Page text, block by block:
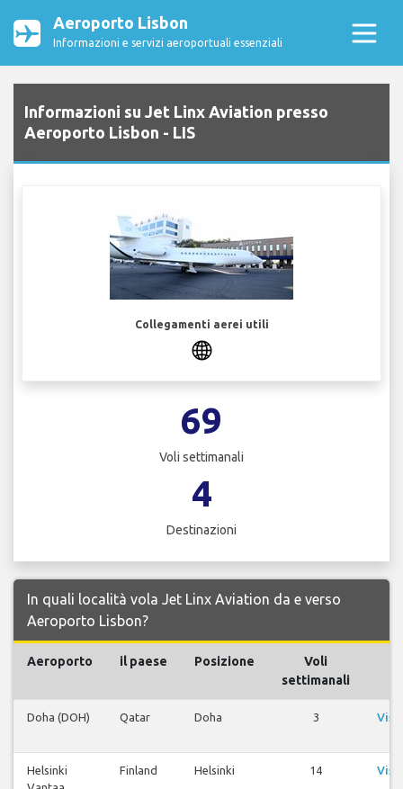
Aeroporto Lisbon
Informazioni e servizi aeroportuali essenziali
Informazioni su Jet Linx Aviation presso
Aeroporto Lisbon - LIS
Collegamenti aerei utili
69
Voli settimanali
4
Destinazioni
In quali località vola Jet Linx Aviation da e verso
Aeroporto Lisbon?
Aeroporto il paese Posizione
Voli
settimanali
Doha (DOH) Qatar Doha 3
Helsinki
Finland Helsinki 14